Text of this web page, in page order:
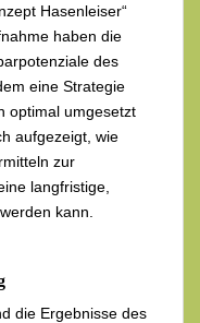
Hasenleiser“
haben die
des
eine Strategie
optimal umgesetzt
aufgezeigt, wie
zur
langfristige,
kann.
die Ergebnisse des